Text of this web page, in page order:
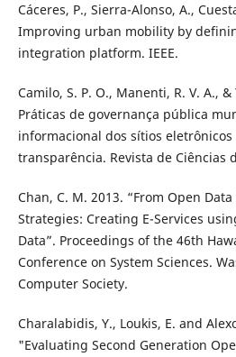
Cáceres, P., Sierra-Alonso, A.,
Improving urban mobility by
integration platform. IEEE.
Camilo, S. P. O., Manenti, R. V. A.,
Práticas de governança pública
informacional dos sítios
transparência. Revista de Ciências
Chan, C. M. 2013. “From Open
Strategies: Creating E-Services
Data”. Proceedings of the 46th
Conference on System Sciences.
Computer Society.
Charalabidis, Y., Loukis, E. and
"Evaluating Second Generation